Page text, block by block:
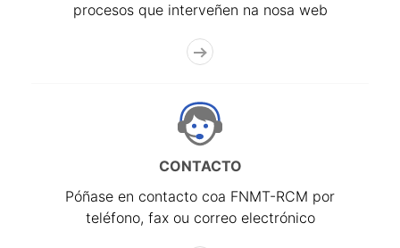
procesos que interveñen na nosa web
CONTACTO
Póñase en contacto coa FNMT-RCM por
teléfono, fax ou correo electrónico